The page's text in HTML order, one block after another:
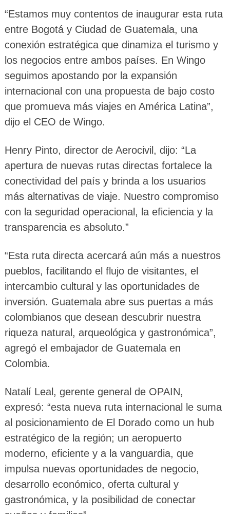
“Estamos muy contentos de inaugurar esta ruta
entre Bogotá y Ciudad de Guatemala, una
conexión estratégica que dinamiza el turismo y
los negocios entre ambos países. En Wingo
seguimos apostando por la expansión
internacional con una propuesta de bajo costo
que promueva más viajes en América Latina”,
dijo el CEO de Wingo.
Henry Pinto, director de Aerocivil, dijo: “La
apertura de nuevas rutas directas fortalece la
conectividad del país y brinda a los usuarios
más alternativas de viaje. Nuestro compromiso
con la seguridad operacional, la eficiencia y la
transparencia es absoluto.”
“Esta ruta directa acercará aún más a nuestros
pueblos, facilitando el flujo de visitantes, el
intercambio cultural y las oportunidades de
inversión. Guatemala abre sus puertas a más
colombianos que desean descubrir nuestra
riqueza natural, arqueológica y gastronómica”,
agregó el embajador de Guatemala en
Colombia.
Natalí Leal, gerente general de OPAIN,
expresó: “esta nueva ruta internacional le suma
al posicionamiento de El Dorado como un hub
estratégico de la región; un aeropuerto
moderno, eficiente y a la vanguardia, que
impulsa nuevas oportunidades de negocio,
desarrollo económico, oferta cultural y
gastronómica, y la posibilidad de conectar